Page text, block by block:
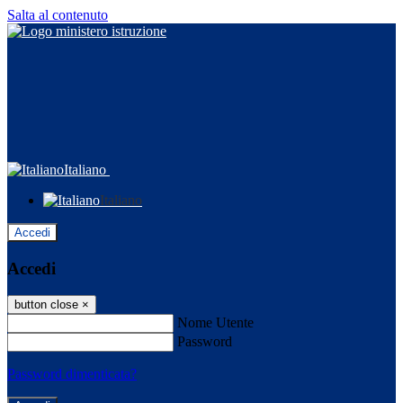
Salta al contenuto
Italiano
Italiano
Accedi
Accedi
button close ×
Nome Utente
Password
Password dimenticata?